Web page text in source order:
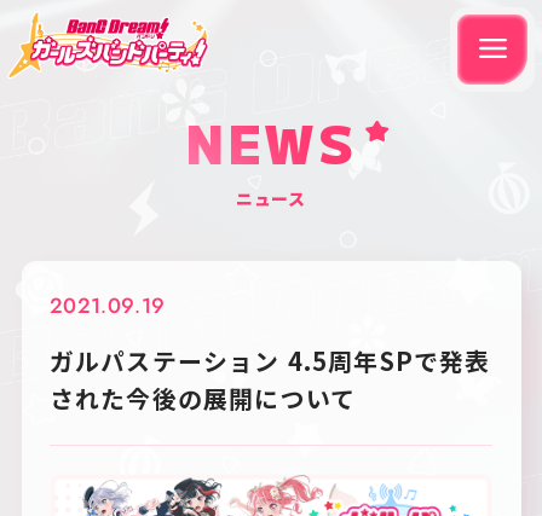
NEWS
ニュース
2021.09.19
ガルパステーション 4.5周年SPで発表
された今後の展開について